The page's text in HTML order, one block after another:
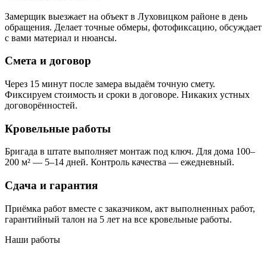
Замерщик выезжает на объект в Луховицком районе в день
обращения. Делает точные обмеры, фотофиксацию, обсуждает
с вами материал и нюансы.
Смета и договор
Через 15 минут после замера выдаём точную смету.
Фиксируем стоимость и сроки в договоре. Никаких устных
договорённостей.
Кровельные работы
Бригада в штате выполняет монтаж под ключ. Для дома 100–
200 м² — 5–14 дней. Контроль качества — ежедневный.
Сдача и гарантия
Приёмка работ вместе с заказчиком, акт выполненных работ,
гарантийный талон на 5 лет на все кровельные работы.
Наши работы